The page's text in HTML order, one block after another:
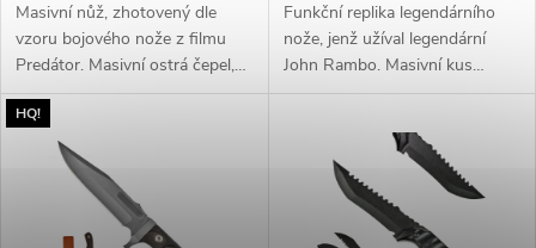
Masivní nůž, zhotovený dle
vzoru bojového nože z filmu
Predátor. Masivní ostrá čepel,
pohodlná, dřevěná rukojeť.
Pevné nylonové pouzdro
součástí balení.
Funkční replika legendárního
nože, jenž užíval legendární
John Rambo. Masivní kus
nerezové oceli, broušený dutým
fanoušky akčních filmů.
HQ!